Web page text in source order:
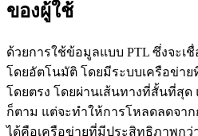
ของผู้ใช้
ด้วยการใช้ข้อมูลแบบ PTL ซึ่งจะ
โดยอัตโนมัติ โดยมีระบบเครือข่า
โดยตรง โดยผ่านเส้นทางที่สั้นที่สุ
ก็ตาม แต่จะทําให้การโหลดลดจา
ได้คือเครือข่ายที่มีประสิทธิภาพกว่